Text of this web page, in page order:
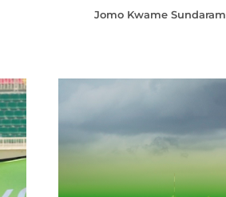
Jomo Kwame Sundaram